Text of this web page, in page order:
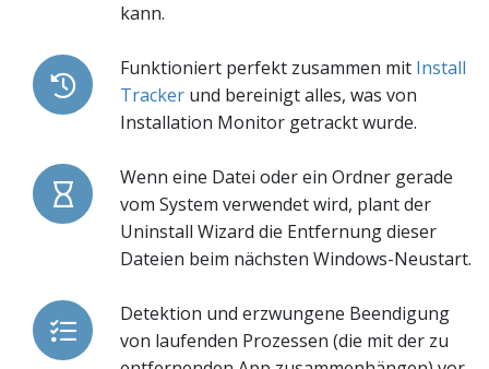
kann.
Funktioniert perfekt zusammen mit Install
Tracker und bereinigt alles, was von
Installation Monitor getrackt wurde.
Wenn eine Datei oder ein Ordner gerade
vom System verwendet wird, plant der
Uninstall Wizard die Entfernung dieser
Dateien beim nächsten Windows-Neustart.
Detektion und erzwungene Beendigung
von laufenden Prozessen (die mit der zu